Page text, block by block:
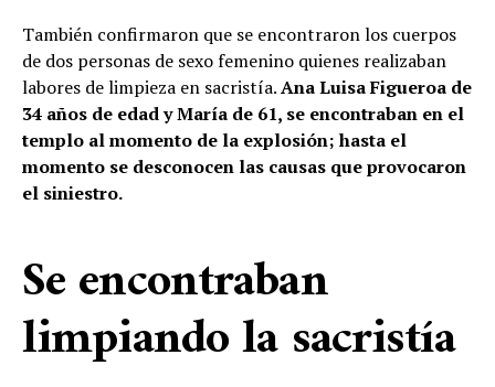
También confirmaron que se encontraron los cuerpos
de dos personas de sexo femenino quienes realizaban
labores de limpieza en sacristía.Ana Luisa Figueroa de
34 años de edad y María de 61, se encontraban en el
templo al momento de la explosión; hasta el
momento se desconocen las causas que provocaron
el siniestro.
Se encontraban
limpiando la sacristía